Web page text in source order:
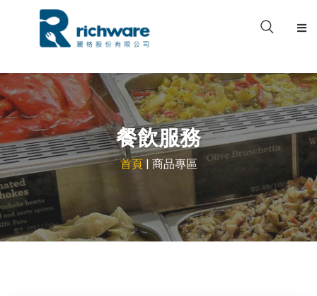
關於我們
產品型錄
品牌專區
案例分享
餐飲服務
首頁| 商品專區